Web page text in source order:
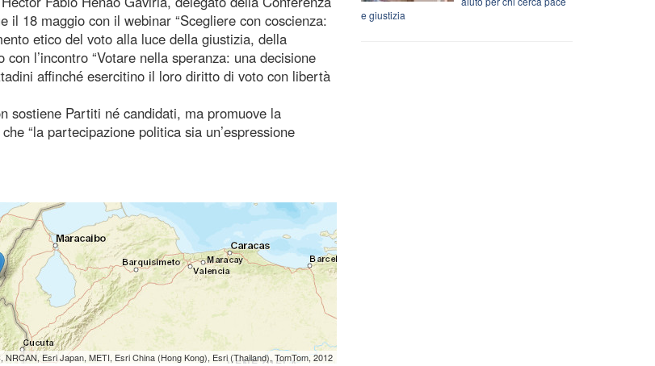
18 maggio con il webinar “Scegliere con coscienza:
etico del voto alla luce della giustizia, della
l’incontro “Votare nella speranza: una decisione
affinché esercitino il loro diritto di voto con libertà
sostiene Partiti né candidati, ma promuove la
“la partecipazione politica sia un’espressione
Esri Japan, METI, Esri China (Hong Kong), Esri (Thailand), TomTom, 2012
e giustizia